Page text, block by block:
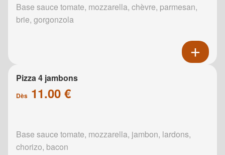
Base sauce tomate, mozzarella, chèvre, parmesan,
brie, gorgonzola
Pizza 4 jambons
Dès 11.00 €
Base sauce tomate, mozzarella, jambon, lardons,
chorizo, bacon